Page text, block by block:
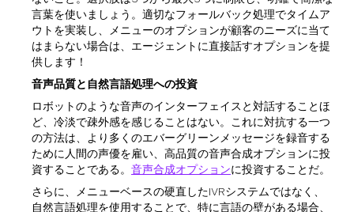
言葉を使いましょう。適切なフォールバック処理でタイムア
ウトを実装し、メニューのオプションが顧客のニーズに当て
はまらない場合は、エージェントに直接話すオプションを提
供します！
音声品質と自然言語処理への投資
ロボットのような音声のインターフェイスと対話することほ
ど、冷淡で疎外感を感じることはない。これに対抗する一つ
の方法は、より多くのエバーグリーンメッセージを録音する
ために人間の声優を雇い、高品質の音声合成オプションに投
資することである。 音声合成オプションに投資することだ。
さらに、メニューベースの硬直したIVRシステムではなく、
自然言語処理を使用することで、特に言語の壁がある場合、